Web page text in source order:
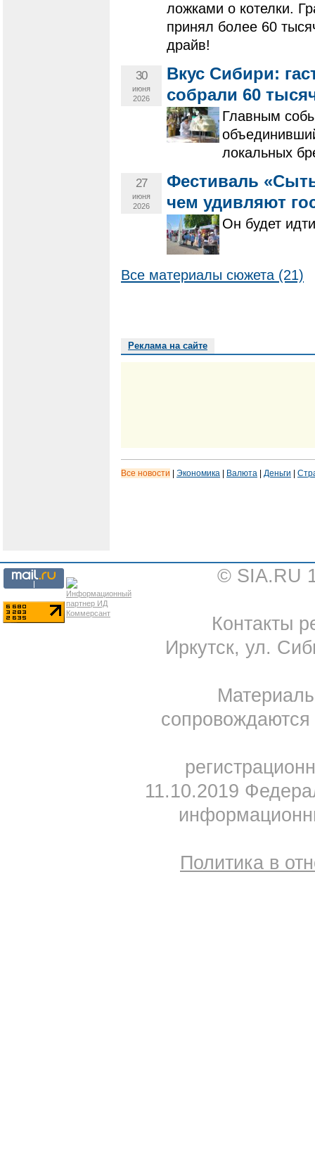
ложками о котелки.
принял более 60
драйв!
30
июня
2026
Вкус Сибири:
собрали 60
Главным
локальных
27
июня
2026
Фестиваль
чем удивляют
Он будет
Все материалы сюжета (21)
Реклама на сайте
Все новости | Экономика | Валюта | Деньги |
© SIA.RU
Контакты
Иркутск, ул.
11.10.2019
Политика в